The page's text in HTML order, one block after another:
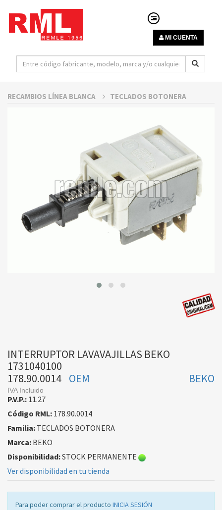
MI CUENTA
RECAMBIOS LÍNEA BLANCA TECLADOS BOTONERA
INTERRUPTOR LAVAVAJILLAS BEKO
1731040100
178.90.0014
BEKO
OEM
IVA Incluido
P.V.P.: 11.27
Código RML: 178.90.0014
Familia: TECLADOS BOTONERA
Marca: BEKO
Disponibilidad:STOCK PERMANENTE
Ver disponibilidad en tu tienda
Para poder comprar el producto INICIA SESIÓN